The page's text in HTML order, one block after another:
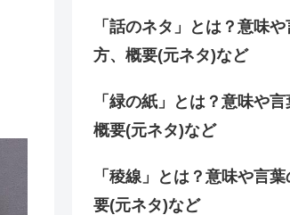
「話のネタ」とは？意味
方、概要(元ネタ)など
「緑の紙」とは？意味や言
概要(元ネタ)など
「稜線」とは？意味や言
要(元ネタ)など